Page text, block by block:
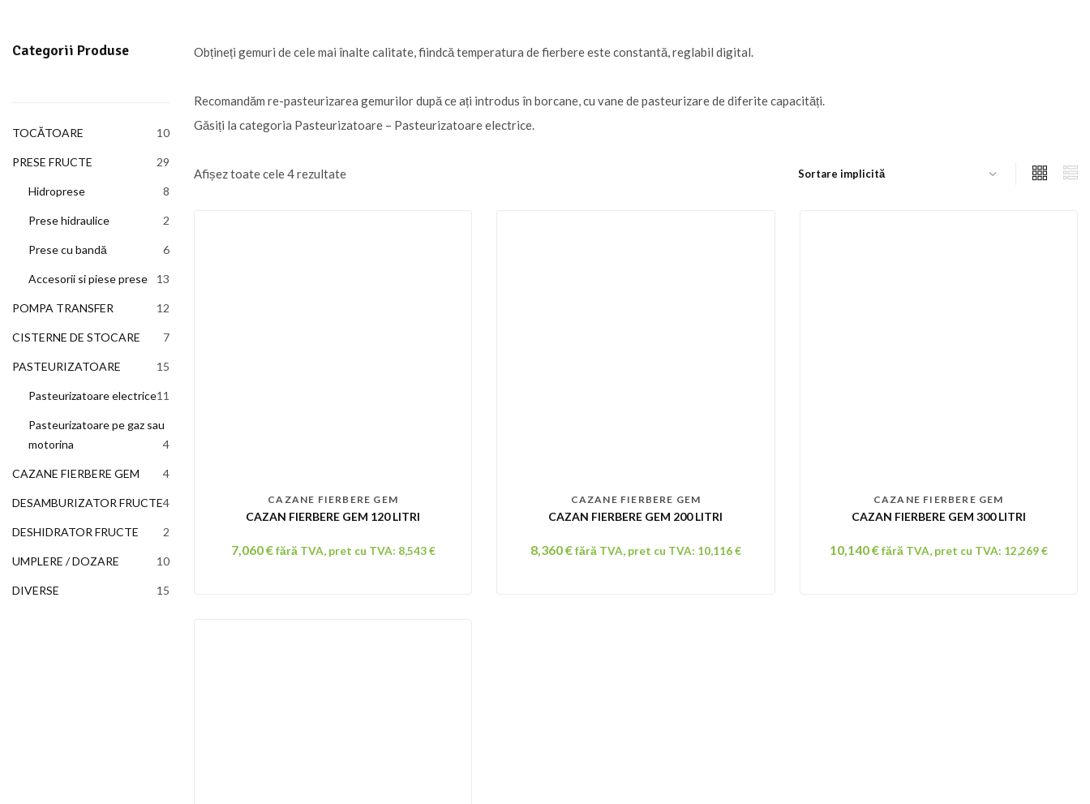
Categorii Produse
TOCĂTOARE 10
PRESE FRUCTE 29
Hidroprese 8
Prese hidraulice 2
Prese cu bandă 6
Accesorii si piese prese 13
POMPA TRANSFER 12
CISTERNE DE STOCARE 7
PASTEURIZATOARE 15
Pasteurizatoare electrice11
Pasteurizatoare pe gaz sau
motorina
4
CAZANE FIERBERE GEM 4
DESAMBURIZATOR FRUCTE4
DESHIDRATOR FRUCTE 2
UMPLERE / DOZARE 10
DIVERSE 15
Obțineți gemuri de cele mai înalte calitate, fiindcă temperatura de fierbere este constantă, reglabil digital.
Recomandăm re-pasteurizarea gemurilor după ce ați introdus în borcane, cu vane de pasteurizare de diferite capacități.
Găsiți la categoria Pasteurizatoare – Pasteurizatoare electrice.
Afișez toate cele 4 rezultate
CAZANE FIERBERE GEM
CAZAN FIERBERE GEM 120 LITRI
7,060€ fără TVA, pret cu TVA: 8,543€
CAZANE FIERBERE GEM
CAZAN FIERBERE GEM 200 LITRI
8,360€fără TVA, pret cu TVA: 10,116€
CAZANE FIERBERE GEM
CAZAN FIERBERE GEM 300 LITRI
10,140€ fără TVA, pret cu TVA: 12,269€